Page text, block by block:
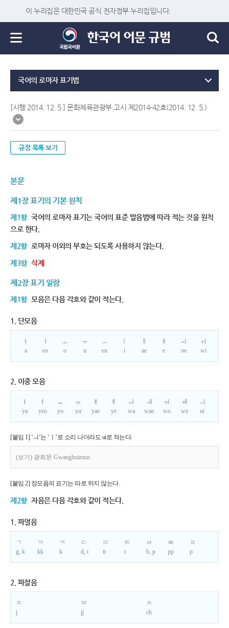
이 누리집은 대한민국 공식 전자정부 누리집입니다.
국어의 로마자 표기법
[시행 2014. 12. 5.] 문화체육관광부 고시 제2014-42호(2014. 12. 5.)
규정 목록 보기
본문
제1장 표기의 기본 원칙
제1항 국어의 로마자 표기는 국어의 표준 발음법에 따라 적는 것을 원칙
으로 한다.
제2항 로마자 이외의 부호는 되도록 사용하지 않는다.
제3항 삭제
제2장 표기 일람
제1항 모음은 다음 각호와 같이 적는다.
1. 단모음
ㅏ
a
ㅓ
eo
ㅗ
o
ㅜ
u
ㅡ
eu
i
ㅐ
ae
ㅔ
e
ㅚ
oe
ㅟ
wi
2. 이중 모음
ㅑ
ya
ㅕ
yeo
ㅛ
yo
ㅠ
yu
ㅒ
yae
ㅖ
ye
ㅘ
wa
ㅙ
wae
ㅝ
wo
ㅞ
we
ㅢ
ui
[붙임 1] ‘ㅢ’는 ‘ㅣ’로 소리 나더라도 ui로 적는다.
(보기) 광희문 Gwanghuimun
[붙임 2] 장모음의 표기는 따로 하지 않는다.
제2항 자음은 다음 각호와 같이 적는다.
1. 파열음
ㄱ
g, k
ㄲ
kk
ㅋ
k
ㄷ
d, t
ㄸ
tt
ㅌ
t
ㅂ
b, p
ㅃ
pp
ㅍ
p
2. 파찰음
ㅈ
j
ㅉ
jj
ㅊ
ch